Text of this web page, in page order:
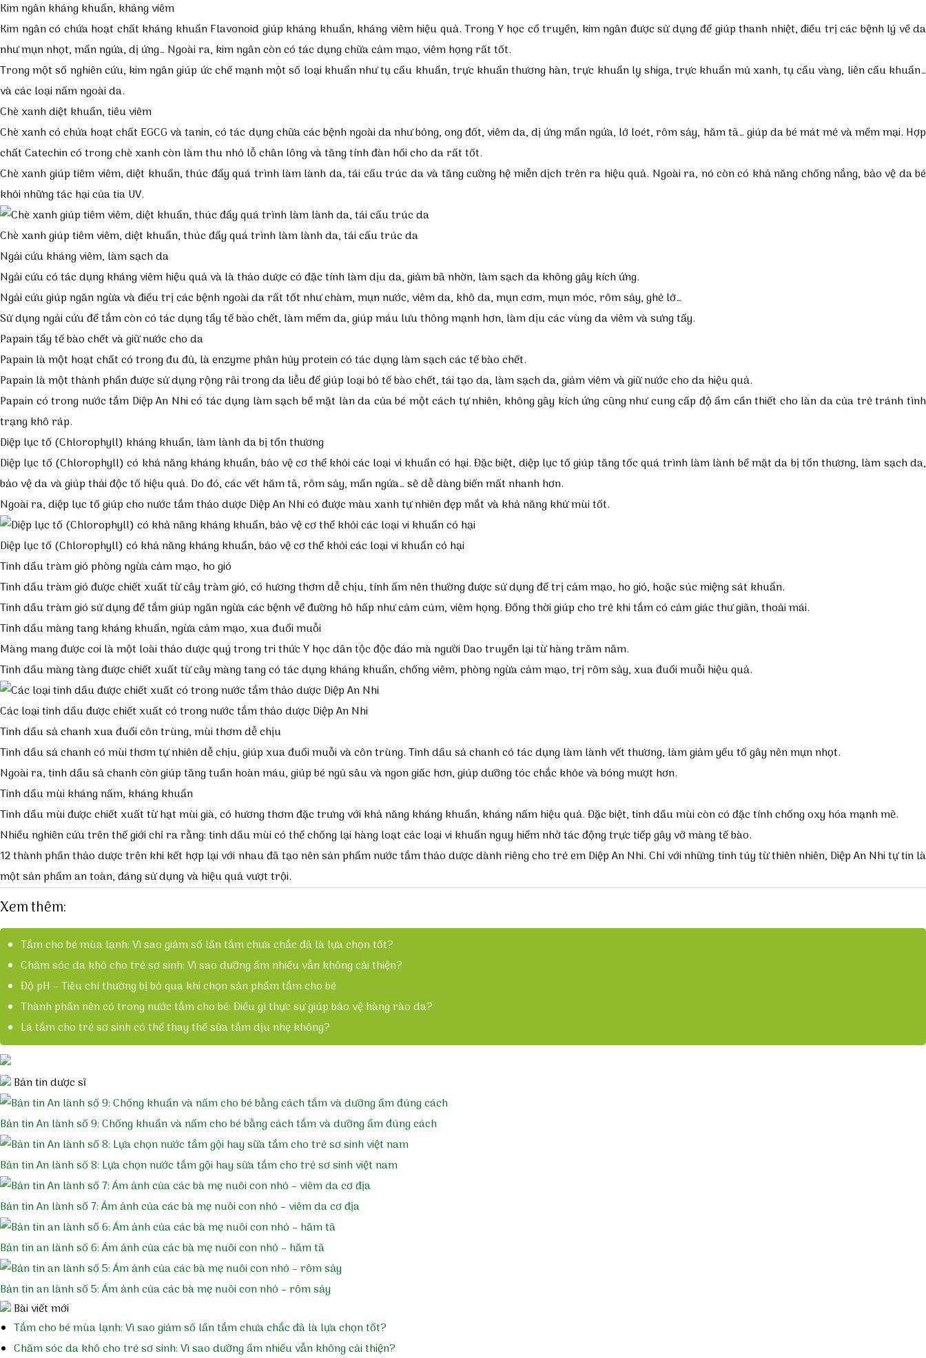
Kim ngân kháng khuẩn, kháng viêm
Kim ngân có chứa hoạt chất kháng khuẩn Flavonoid giúp kháng khuẩn, kháng viêm hiệu quả. Trong Y học cổ truyền, kim ngân được sử dụng để giúp thanh nhiệt, điều trị các bệnh lý về da
như mụn nhọt, mẩn ngứa, dị ứng… Ngoài ra, kim ngân còn có tác dụng chữa cảm mạo, viêm họng rất tốt.
Trong một số nghiên cứu, kim ngân giúp ức chế mạnh một số loại khuẩn như tụ cầu khuẩn, trực khuẩn thương hàn, trực khuẩn lỵ shiga, trực khuẩn mủ xanh, tụ cầu vàng, liên cầu khuẩn…
và các loại nấm ngoài da.
Chè xanh diệt khuẩn, tiêu viêm
Chè xanh có chứa hoạt chất EGCG và tanin, có tác dụng chữa các bệnh ngoài da như bỏng, ong đốt, viêm da, dị ứng mẩn ngứa, lở loét, rôm sảy, hăm tã… giúp da bé mát mẻ và mềm mại. Hợp
chất Catechin có trong chè xanh còn làm thu nhỏ lỗ chân lông và tăng tính đàn hồi cho da rất tốt.
Chè xanh giúp tiêm viêm, diệt khuẩn, thúc đẩy quá trình làm lành da, tái cấu trúc da và tăng cường hệ miễn dịch trên ra hiệu quả. Ngoài ra, nó còn có khả năng chống nắng, bảo vệ da bé
khỏi những tác hại của tia UV.
Chè xanh giúp tiêm viêm, diệt khuẩn, thúc đẩy quá trình làm lành da, tái cấu trúc da
Ngải cứu kháng viêm, làm sạch da
Ngải cứu có tác dụng kháng viêm hiệu quả và là thảo dược có đặc tính làm dịu da, giảm bã nhờn, làm sạch da không gây kích ứng.
Ngải cứu giúp ngăn ngừa và điều trị các bệnh ngoài da rất tốt như chàm, mụn nước, viêm da, khô da, mụn cơm, mụn móc, rôm sảy, ghẻ lở…
Sử dụng ngải cứu để tắm còn có tác dụng tẩy tế bào chết, làm mềm da, giúp máu lưu thông mạnh hơn, làm dịu các vùng da viêm và sưng tấy.
Papain tẩy tế bào chết và giữ nước cho da
Papain là một hoạt chất có trong đu đủ, là enzyme phân hủy protein có tác dụng làm sạch các tế bào chết.
Papain là một thành phần được sử dụng rộng rãi trong da liễu để giúp loại bỏ tế bào chết, tái tạo da, làm sạch da, giảm viêm và giữ nước cho da hiệu quả.
Papain có trong nước tắm Diệp An Nhi có tác dụng làm sạch bề mặt làn da của bé một cách tự nhiên, không gây kích ứng cũng như cung cấp độ ẩm cần thiết cho làn da của trẻ tránh tình
trạng khô ráp.
Diệp lục tố (Chlorophyll) kháng khuẩn, làm lành da bị tổn thương
Diệp lục tố (Chlorophyll) có khả năng kháng khuẩn, bảo vệ cơ thể khỏi các loại vi khuẩn có hại. Đặc biệt, diệp lục tố giúp tăng tốc quá trình làm lành bề mặt da bị tổn thương, làm sạch da,
bảo vệ da và giúp thải độc tố hiệu quả. Do đó, các vết hăm tã, rôm sảy, mẩn ngứa… sẽ dễ dàng biến mất nhanh hơn.
Ngoài ra, diệp lục tố giúp chonước tắm thảo dược Diệp An Nhicó được màu xanh tự nhiên đẹp mắt và khả năng khử mùi tốt.
Diệp lục tố (Chlorophyll) có khả năng kháng khuẩn, bảo vệ cơ thể khỏi các loại vi khuẩn có hại
Tinh dầu tràm gió phòng ngừa cảm mạo, ho gió
Tinh dầu tràm gió được chiết xuất từ cây tràm gió, có hương thơm dễ chịu, tính ấm nên thường được sử dụng để trị cảm mạo, ho gió, hoặc súc miệng sát khuẩn.
Tinh dầu tràm gió sử dụng để tắm giúp ngăn ngừa các bệnh về đường hô hấp như cảm cúm, viêm họng. Đồng thời giúp cho trẻ khi tắm có cảm giác thư giãn, thoải mái.
Tinh dầu màng tang kháng khuẩn, ngừa cảm mạo, xua đuổi muỗi
Màng mang được coi là một loài thảo dược quý trong tri thức Y học dân tộc độc đáo mà người Dao truyền lại từ hàng trăm năm.
Tinh dầu màng tàng được chiết xuất từ cây màng tang có tác dụng kháng khuẩn, chống viêm, phòng ngừa cảm mạo, trị rôm sảy, xua đuổi muỗi hiệu quả.
Các loại tinh dầu được chiết xuất có trong nước tắm thảo dược Diệp An Nhi
Tinh dầu sả chanh xua đuổi côn trùng, mùi thơm dễ chịu
Tinh dầu sả chanh có mùi thơm tự nhiên dễ chịu, giúp xua đuổi muỗi và côn trùng. Tinh dầu sả chanh có tác dụng làm lành vết thương, làm giảm yếu tố gây nên mụn nhọt.
Ngoài ra, tinh dầu sả chanh còn giúp tăng tuần hoàn máu, giúp bé ngủ sâu và ngon giấc hơn, giúp dưỡng tóc chắc khỏe và bóng mượt hơn.
Tinh dầu mùi kháng nấm, kháng khuẩn
Tinh dầu mùi được chiết xuất từ hạt mùi già, có hương thơm đặc trưng với khả năng kháng khuẩn, kháng nấm hiệu quả. Đặc biệt, tinh dầu mùi còn có đặc tính chống oxy hóa mạnh mẽ.
Nhiều nghiên cứu trên thế giới chỉ ra rằng: tinh dầu mùi có thể chống lại hàng loạt các loại vi khuẩn nguy hiểm nhờ tác động trực tiếp gây vỡ màng tế bào.
12 thành phần thảo dược trên khi kết hợp lại với nhau đã tạo nên sản phẩmnước tắm thảo dược dành riêng cho trẻ em Diệp An Nhi. Chỉ với những tinh túy từ thiên nhiên, Diệp An Nhi tự tin là
một sản phẩm an toàn, đáng sử dụng và hiệu quả vượt trội.
Xem thêm:
Tắm cho bé mùa lạnh: Vì sao giảm số lần tắm chưa chắc đã là lựa chọn tốt?
Chăm sóc da khô cho trẻ sơ sinh: Vì sao dưỡng ẩm nhiều vẫn không cải thiện?
Độ pH – Tiêu chí thường bị bỏ qua khi chọn sản phẩm tắm cho bé
Thành phần nên có trong nước tắm cho bé: Điều gì thực sự giúp bảo vệ hàng rào da?
Lá tắm cho trẻ sơ sinh có thể thay thế sữa tắm dịu nhẹ không?
Bản tin dược sĩ
Bản tin An lành số 9: Chống khuẩn và nấm cho bé bằng cách tắm và dưỡng ẩm đúng cách
Bản tin An lành số 8: Lựa chọn nước tắm gội hay sữa tắm cho trẻ sơ sinh việt nam
Bản tin An lành số 7: Ám ảnh của các bà mẹ nuôi con nhỏ – viêm da cơ địa
Bản tin an lành số 6: Ám ảnh của các bà mẹ nuôi con nhỏ – hăm tã
Bản tin an lành số 5: Ám ảnh của các bà mẹ nuôi con nhỏ – rôm sảy
Bài viết mới
Tắm cho bé mùa lạnh: Vì sao giảm số lần tắm chưa chắc đã là lựa chọn tốt?
Chăm sóc da khô cho trẻ sơ sinh: Vì sao dưỡng ẩm nhiều vẫn không cải thiện?